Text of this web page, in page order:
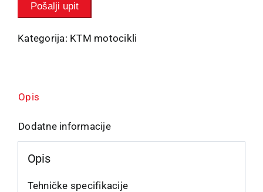
Pošalji upit
Kategorija: KTM motocikli
Opis
Dodatne informacije
Opis
Tehničke specifikacije